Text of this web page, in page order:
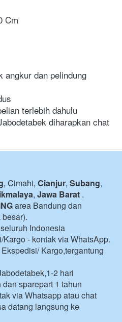
Cm
angkur dan pelindung
terlebih dahulu
diharapkan chat
, Cimahi, Cianjur, Subang
, Jawa Barat .
area Bandung dan
Indonesia
- kontak via WhatsApp.
Kargo,tergantung
2 hari
sparepart 1 tahun
via Whatsapp atau chat
datang langsung ke